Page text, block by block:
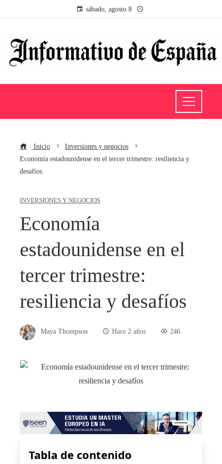
sábado, agosto 8
Inicio
Inversiones y negocios
Economía estadounidense en el tercer trimestre: resiliencia y
desafíos
INVERSIONES Y NEGOCIOS
Economía
estadounidense en el
tercer trimestre:
resiliencia y desafíos
Maya Thompson Hace 2 años 246
Tabla de contenido